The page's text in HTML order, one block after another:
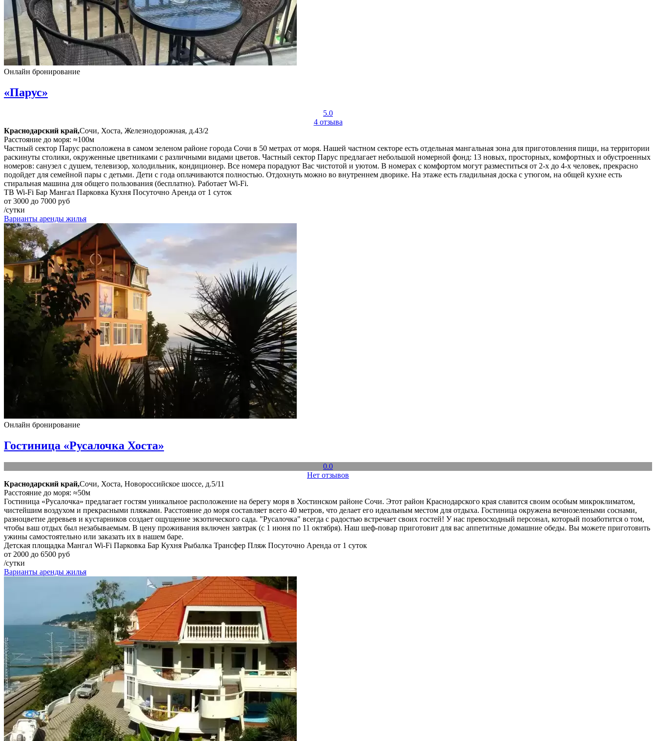
Онлайн бронирование
«Парус»
5.0
4 отзыва
Краснодарский край,Сочи, Хоста, Железнодорожная, д.43/2
Расстояние до моря: ≈100м
Частный сектор Парус расположена в самом зеленом районе города Сочи в 50 метрах от моря. Нашей частном секторе есть отдельная мангальная зона для приготовления пищи, на территории
раскинуты столики, окруженные цветниками с различными видами цветов. Частный сектор Парус предлагает небольшой номерной фонд: 13 новых, просторных, комфортных и обустроенных
номеров: санузел с душем, телевизор, холодильник, кондиционер. Все номера порадуют Вас чистотой и уютом. В номерах с комфортом могут разместиться от 2-х до 4-х человек, прекрасно
подойдет для семейной пары с детьми. Дети с года оплачиваются полностью. Отдохнуть можно во внутреннем дворике. На этаже есть гладильная доска с утюгом, на общей кухне есть
стиральная машина для общего пользования (бесплатно). Работает Wi-Fi.
ТВ Wi-Fi Бар Мангал Парковка Кухня Посуточно Аренда от 1 суток
от 3000 до 7000 руб
/сутки
Варианты аренды жилья
Онлайн бронирование
Гостиница «Русалочка Хоста»
0.0
Нет отзывов
Краснодарский край,Сочи, Хоста, Новороссийское шоссе, д.5/11
Расстояние до моря: ≈50м
Гостиница «Русалочка» предлагает гостям уникальное расположение на берегу моря в Хостинском районе Сочи. Этот район Краснодарского края славится своим особым микроклиматом,
чистейшим воздухом и прекрасными пляжами. Расстояние до моря составляет всего 40 метров, что делает его идеальным местом для отдыха. Гостиница окружена вечнозелеными соснами,
разноцветие деревьев и кустарников создает ощущение экзотического сада. "Русалочка" всегда с радостью встречает своих гостей! У нас превосходный персонал, который позаботится о том,
чтобы ваш отдых был незабываемым. В цену проживания включен завтрак (с 1 июня по 11 октября). Наш шеф-повар приготовит для вас аппетитные домашние обеды. Вы можете приготовить
ужины самостоятельно или заказать их в нашем баре.
Детская площадка Мангал Wi-Fi Парковка Бар Кухня Рыбалка Трансфер Пляж Посуточно Аренда от 1 суток
от 2000 до 6500 руб
/сутки
Варианты аренды жилья